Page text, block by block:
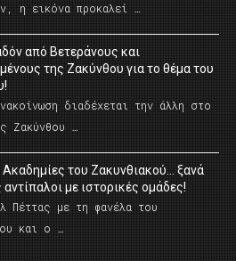
η εικόνα προκαλεί …
από Βετεράνους και
της Ζακύνθου για το θέμα του
διαδέχεται την άλλη στο
Ζακύνθου …
του Ζακυνθιακού… ξανά
με ιστορικές ομάδες!
Πέττας με τη φανέλα του
και ο …